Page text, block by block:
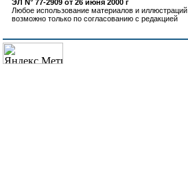
ЭЛ N° 77-2909 от 26 июня 2000 г
Любое использование материалов и иллюстраций
возможно только по согласованию с редакцией